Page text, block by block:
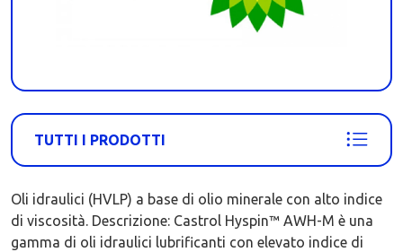
TUTTI I PRODOTTI
Oli idraulici (HVLP) a base di olio minerale con alto indice
di viscosità. Descrizione: Castrol Hyspin™ AWH-M è una
gamma di oli idraulici lubrificanti con elevato indice di